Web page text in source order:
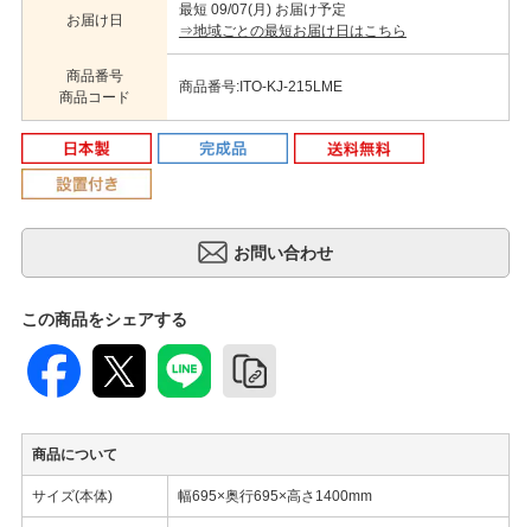
お届け日
最短 09/07(月) お届け予定
⇒地域ごとの最短お届け日はこちら
商品番号
商品コード
商品番号:ITO-KJ-215LME
この商品をシェアする
商品について
サイズ(本体) 幅695×奥行695×高さ1400mm